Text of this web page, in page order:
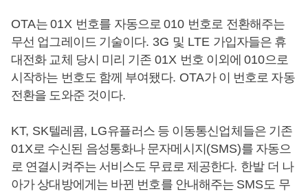
OTA는01X 번호를 자동으로010 번호로 전환해주는
무선 업그레이드 기술이다. 3G 및 LTE 가입자들은 휴
대전화 교체 당시 미리 기존 01X 번호 이외에010으로
시작하는 번호도 함께 부여됐다. OTA가 이 번호로 자동
전환을 도와준 것이다.
KT, SK텔레콤, LG유플러스 등 이동통신업체들은 기존
01X로 수신된 음성통화나 문자메시지 (SMS)를 자동으
로 연결시켜주는 서비스도 무료로 제공한다. 한발 더 나
아가 상대방에게는 바뀐 번호를 안내해주는 SMS도 무